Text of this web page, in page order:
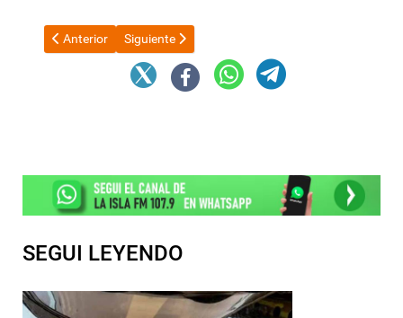
Artículo anterior: Revés para Milei: la Justicia suspendió el
Anterior Artículo siguiente: Las dos CTA anunciarán este
Siguiente
SEGUI LEYENDO